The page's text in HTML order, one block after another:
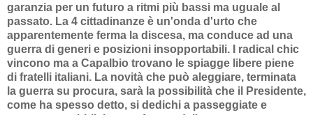
garanzia per un futuro a ritmi più bassi ma uguale al
passato. La 4 cittadinanze è un'onda d'urto che
apparentemente ferma la discesa, ma conduce ad una
guerra di generi e posizioni insopportabili. I radical chic
vincono ma a Capalbio trovano le spiagge libere piene
di fratelli italiani. La novità che può aleggiare, terminata
la guerra su procura, sarà la possibilità che il Presidente,
come ha spesso detto, si dedichi a passeggiate e